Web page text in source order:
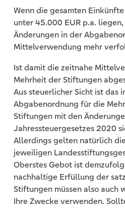
Wenn die gesamten
unter 45.000 EUR p.a. liegen,
Änderungen in der
Mittelverwendung mehr
Ist damit die zeitnahe
Mehrheit der Stiftungen
Aus steuerlicher Sicht ist das
Abgabenordnung für die
Stiftungen mit den
Jahressteuergesetzes 2020
Allerdings gelten natürlich
jeweiligen
Oberstes Gebot ist
nachhaltige Erfüllung der
Stiftungen müssen also auch
Ihre Zwecke verwenden.